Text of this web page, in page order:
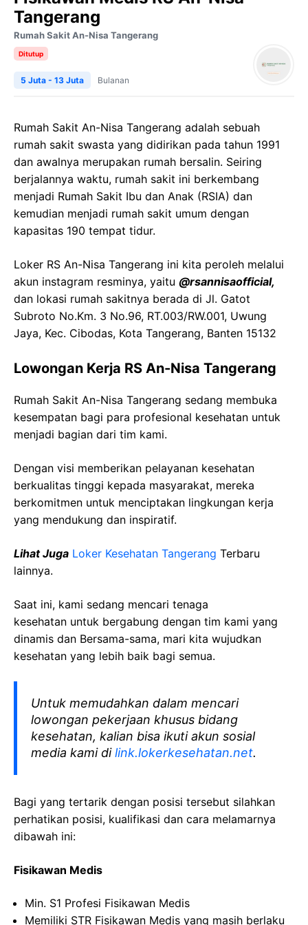
Tangerang
Rumah Sakit An-Nisa Tangerang
Ditutup
5 Juta - 13 Juta Bulanan
Rumah Sakit An-Nisa Tangerang adalah sebuah
rumah sakit swasta yang didirikan pada tahun 1991
dan awalnya merupakan rumah bersalin. Seiring
berjalannya waktu, rumah sakit ini berkembang
menjadi Rumah Sakit Ibu dan Anak (RSIA) dan
kemudian menjadi rumah sakit umum dengan
kapasitas 190 tempat tidur.
Loker RS An-Nisa Tangerang ini kita peroleh melalui
akun instagram resminya, yaitu @rsannisaofficial,
dan lokasi rumah sakitnya berada di Jl. Gatot
Subroto No.Km. 3 No.96, RT.003/RW.001, Uwung
Jaya, Kec. Cibodas, Kota Tangerang, Banten 15132
Lowongan Kerja RS An-Nisa Tangerang
Rumah Sakit An-Nisa Tangerang sedang membuka
kesempatan bagi para profesional kesehatan untuk
menjadi bagian dari tim kami.
Dengan visi memberikan pelayanan kesehatan
berkualitas tinggi kepada masyarakat, mereka
berkomitmen untuk menciptakan lingkungan kerja
yang mendukung dan inspiratif.
Lihat Juga Loker Kesehatan Tangerang Terbaru
lainnya.
Saat ini, kami sedang mencari tenaga
kesehatan untuk bergabung dengan tim kami yang
dinamis dan Bersama-sama, mari kita wujudkan
kesehatan yang lebih baik bagi semua.
Untuk memudahkan dalam mencari
lowongan pekerjaan khusus bidang
kesehatan, kalian bisa ikuti akun sosial
media kami dilink.lokerkesehatan.net.
Bagi yang tertarik dengan posisi tersebut silahkan
perhatikan posisi, kualifikasi dan cara melamarnya
dibawah ini:
Fisikawan Medis
Min. S1 Profesi Fisikawan Medis
Memiliki STR Fisikawan Medis yang masih berlaku